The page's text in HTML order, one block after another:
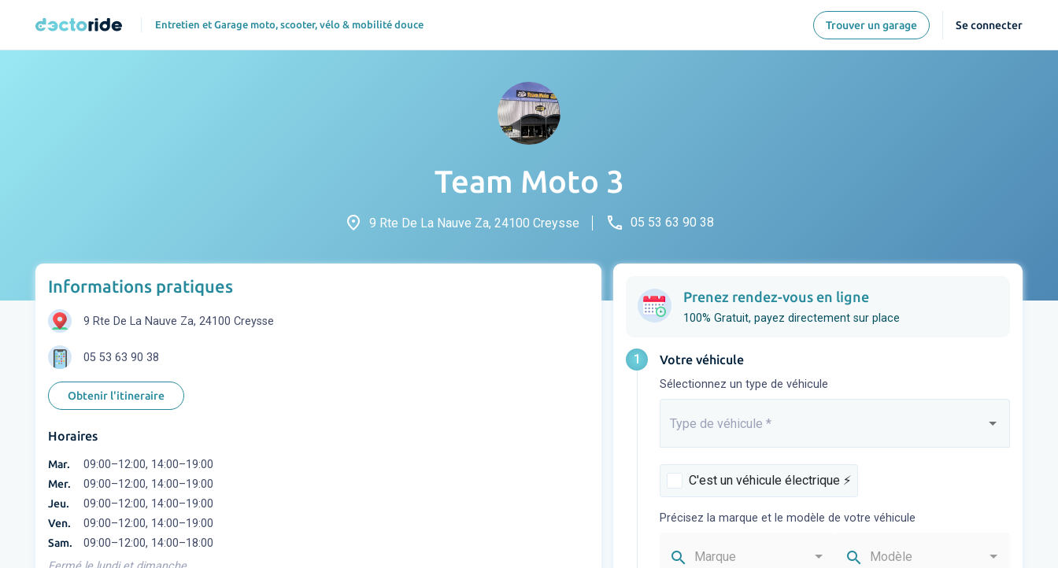
Entretien et Garage moto, scooter, vélo & mobilité douce Trouver un garage Se connecter
Team Moto 3
place 9 Rte De La Nauve Za, 24100 Creysse phone 05 53 63 90 38
Informations pratiques
9 Rte De La Nauve Za, 24100 Creysse
05 53 63 90 38
Obtenir l'itineraire
Horaires
Mar. 09:00–12:00, 14:00–19:00
Mer. 09:00–12:00, 14:00–19:00
Jeu. 09:00–12:00, 14:00–19:00
Ven. 09:00–12:00, 14:00–19:00
Sam.
09:00–12:00, 14:00–18:00
Prenez rendez-vous en ligne
100% Gratuit, payez directement sur place
1 Votre véhicule
Sélectionnez un type de véhicule
Saisissez...
Type de véhicule *
C'est un véhicule électrique ⚡️
Précisez la marque et le modèle de votre véhicule
search Marque search Modèle